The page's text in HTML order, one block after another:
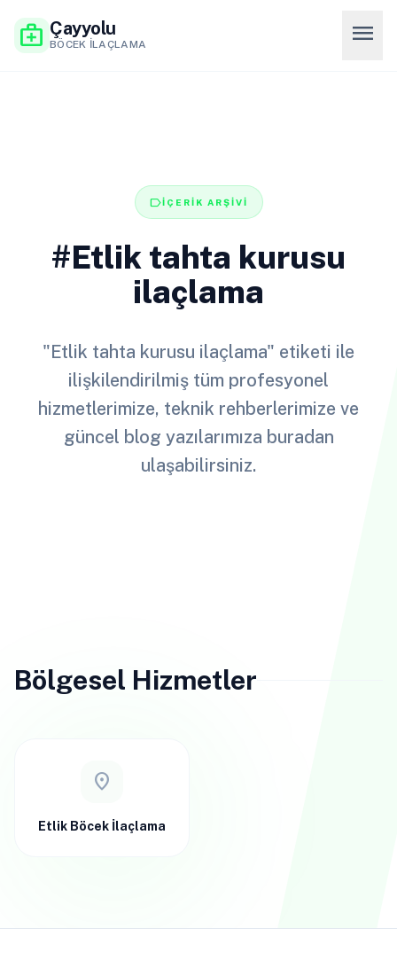
medical_services Çayyolu
BÖCEK İLAÇLAMA menu
labelİÇERİK ARŞİVİ
#Etlik tahta kurusu
ilaçlama
"Etlik tahta kurusu ilaçlama" etiketi ile
ilişkilendirilmiş tüm profesyonel
hizmetlerimize, teknik rehberlerimize ve
güncel blog yazılarımıza buradan
ulaşabilirsiniz.
Bölgesel Hizmetler
location_on
Etlik Böcek İlaçlama